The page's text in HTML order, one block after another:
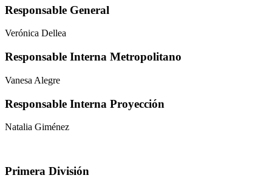
Responsable General
Verónica Dellea
Responsable Interna Metropolitano
Vanesa Alegre
Responsable Interna Proyección
Natalia Giménez
Primera División